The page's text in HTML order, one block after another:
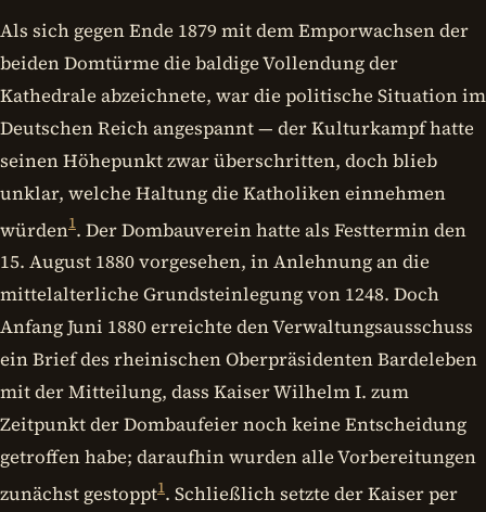
Als sich gegen Ende 1879 mit dem Emporwachsen der
beiden Domtürme die baldige Vollendung der
Kathedrale abzeichnete, war die politische Situation im
Deutschen Reich angespannt — der Kulturkampf hatte
seinen Höhepunkt zwar überschritten, doch blieb
unklar, welche Haltung die Katholiken einnehmen
würden1. Der Dombauverein hatte als Festtermin den
15. August 1880 vorgesehen, in Anlehnung an die
mittelalterliche Grundsteinlegung von 1248. Doch
Anfang Juni 1880 erreichte den Verwaltungsausschuss
ein Brief des rheinischen Oberpräsidenten Bardeleben
mit der Mitteilung, dass Kaiser Wilhelm I. zum
Zeitpunkt der Dombaufeier noch keine Entscheidung
getroffen habe; daraufhin wurden alle Vorbereitungen
zunächst gestoppt1. Schließlich setzte der Kaiser per